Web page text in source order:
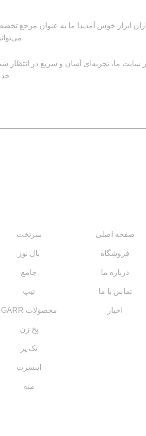
ابزار خوش آمدید! ما به عنوان مرجع
سایت ما، تجربه‌ای آسان و سریع در انتظار
صفحه اصلی
فروشگاه
درباره ما
تماس با ما
اخبار
سرتخت
بال نوز
جامع
تیپ
محصولات GARR
پخ زن
تک پر
اینسرت
مته